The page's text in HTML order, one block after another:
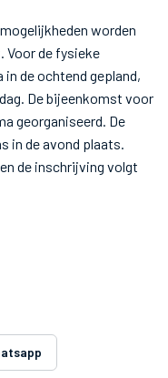
worden
Voor de fysieke
de ochtend gepland,
De bijeenkomst voor
georganiseerd. De
in de avond plaats.
de inschrijving volgt